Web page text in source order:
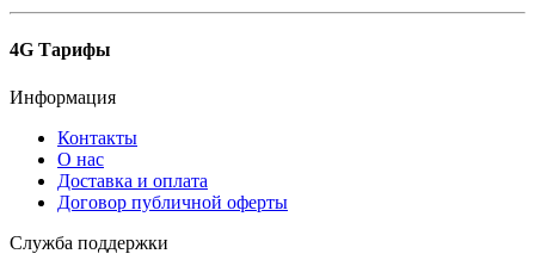
4G Тарифы
Информация
Контакты
О нас
Доставка и оплата
Договор публичной оферты
Служба поддержки